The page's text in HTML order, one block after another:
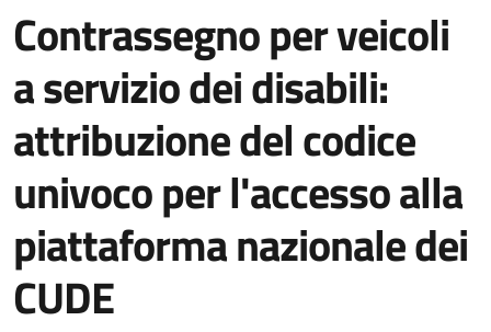
Contrassegno per veicoli
a servizio dei disabili:
attribuzione del codice
univoco per l'accesso alla
piattaforma nazionale dei
CUDE